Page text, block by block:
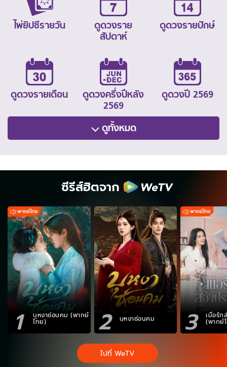
ไพ่ยิปซีรายวัน
ดูดวงราย
สัปดาห์
ดูดวงรายปักษ์
ดูดวงรายเดือน
ดูดวงครึ่งปีหลัง
2569
ดูดวงปี 2569
ดูทั้งหมด
ซีรีส์ฮิตจาก
1 บุหงาซ่อนคม (พากย์
ไทย) 2 บุหงาซ่อนคม 3 เมื่อรัก
(พากย์
ไปที่ WeTV